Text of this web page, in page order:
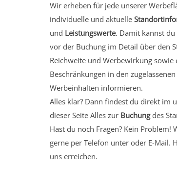
Wir erheben für jede unserer
individuelle und aktuelle
und Leistungswerte. Damit kannst du
vor der Buchung im Detail über den
Reichweite und Werbewirkung sowie
Beschränkungen in den zugelassenen
Werbeinhalten informieren.
Alles klar? Dann findest du direkt im
dieser Seite Alles zur Buchungdes
Hast du noch Fragen? Kein Problem!
gerne per Telefon unter oder E-Mail.
uns erreichen.